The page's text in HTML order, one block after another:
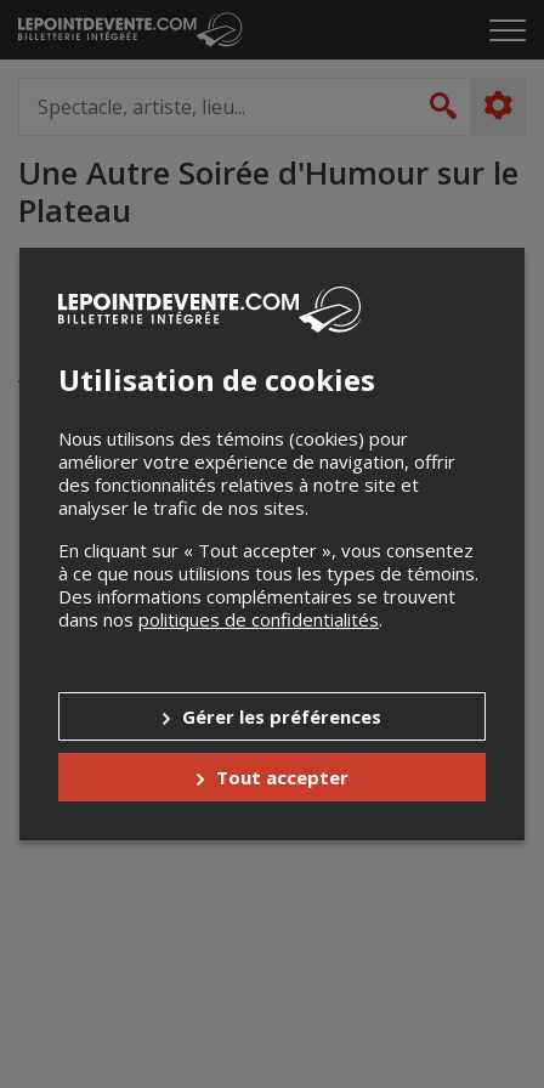
Passer
au
le
artiste,
lieu...
Une Autre Soirée d'Humour sur le
Plateau
Votre recherche n'a retourné aucun résultat.
Utilisation de cookies
Nous utilisons des témoins (cookies) pour
améliorer votre expérience de navigation, offrir
des fonctionnalités relatives à notre site et
analyser le trafic de nos sites.
En cliquant sur « Tout accepter », vous consentez
à ce que nous utilisions tous les types de témoins.
Des informations complémentaires se trouvent
dans nos politiques de confidentialités.
Gérer les préférences
Tout accepter